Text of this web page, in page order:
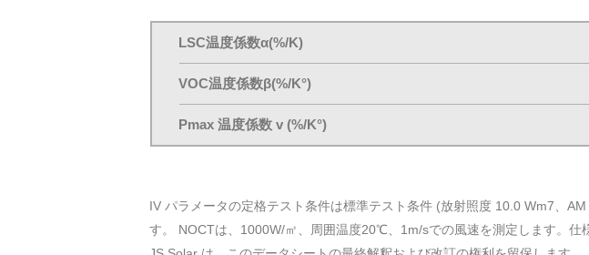
LSC温度係数α(%/K)
VOC温度係数β(%/K°)
Pmax 温度係数 v (%/K°)
IV パラメータの定格テスト条件は標準テスト条件 (放射照度 10.0 Wm7、
す。 NOCTは、1000W/㎡、周囲温度20℃、1m/sでの風速を測定します。仕